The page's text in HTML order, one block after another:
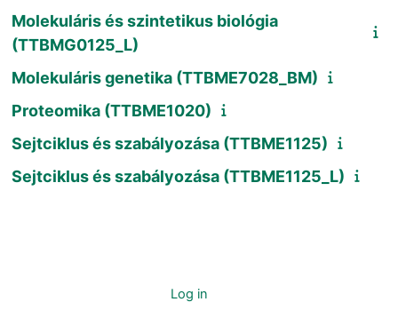
Molekuláris és szintetikus biológia
(TTBMG0125_L)
Molekuláris genetika (TTBME7028_BM)
Proteomika (TTBME1020)
Sejtciklus és szabályozása (TTBME1125)
Sejtciklus és szabályozása (TTBME1125_L)
Log in